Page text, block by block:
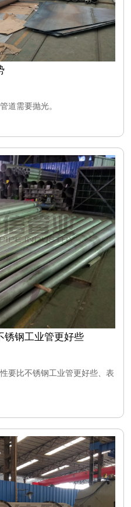
道需要抛光。
锈钢工业管更好些
要比不锈钢工业管更好些、表